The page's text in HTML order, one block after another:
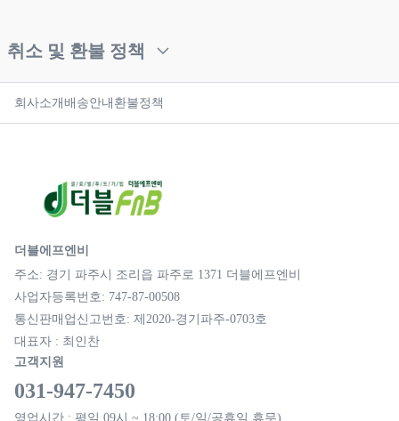
취소 및 환불 정책
회사소개 배송안내 환불정책
더블에프엔비
주소: 경기 파주시 조리읍 파주로 1371 더블에프엔비
사업자등록번호: 747-87-00508
통신판매업신고번호: 제2020-경기파주-0703호
대표자 : 최인찬
고객지원
031-947-7450
영업시간 : 평일 09시 ~ 18:00 (토/일/공휴일 휴무)